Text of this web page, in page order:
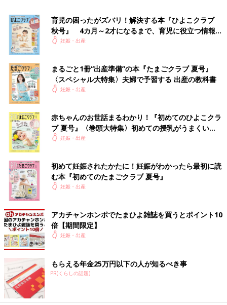
出典：Instagramアカウント「mamagram2202」
mamagram2202さんはKATOJI（カトージ）のベビーベッドを買
ったそう。生後24ヵ月まで使えるというミニサイズでも十分なサ
イズがあるとのこと。こちらの方はオーガニックコットンの布団
と一緒に購入したんだとか♪
楽天市場で見る
「リリワゴン2」でお互いが見える！
育児の困ったがズバリ！解決する本『ひよこクラブ
秋号』 4カ月～2才になるまで、育児に役立つ情報が
いっぱい！
妊娠・出産
まるごと1冊“出産準備”の本『たまごクラブ 夏号』
〈スペシャル大特集〉夫婦で予習する 出産の教科書
妊娠・出産
赤ちゃんのお世話まるわかり！『初めてのひよこクラ
ブ 夏号』〈巻頭大特集〉初めての授乳がうまくい
く！ おっぱい・ミルクの基本と夏のトラブル 解決テ
妊娠・出産
初めて妊娠されたかたに！妊娠がわかったら最初に読
む本『初めてのたまごクラブ 夏号』
妊娠・出産
アカチャンホンポでたまひよ雑誌を買うとポイント10
倍【期間限定】
妊娠・出産
もらえる年金25万円以下の人が知るべき事
PR(くらしの話題)